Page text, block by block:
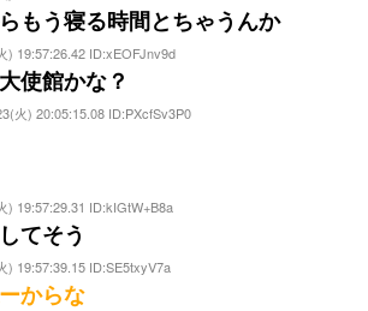
もう寝る時間とちゃうんか
) 19:57:26.42 ID:xEOFJnv9d
使館かな？
火) 20:05:15.08 ID:PXcfSv3P0
) 19:57:29.31 ID:kIGtW+B8a
てそう
) 19:57:39.15 ID:SE5txyV7a
からな